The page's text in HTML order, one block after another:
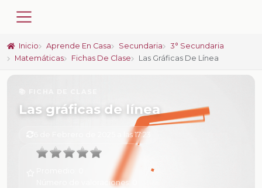
Inicio Aprende En Casa Secundaria
3° Secundaria
Matemáticas
Fichas De Clase Las Gráficas De Línea
Las gráficas de línea
6 de Febrero de 2025 a las 17:23
Número de valoraciones: